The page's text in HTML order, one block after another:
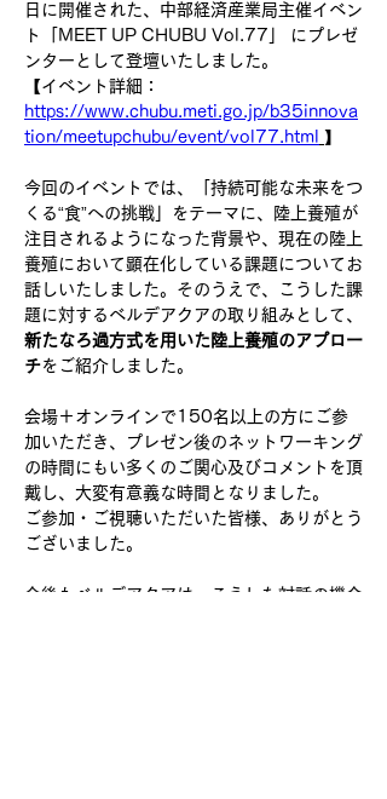
日に開催された、中部経済産業局主催イベン
ト「MEET UP CHUBU Vol.77」 にプレゼ
ンターとして登壇いたしました。
【イベント詳細：
https://www.chubu.meti.go.jp/b35innova
tion/meetupchubu/event/vol77.html
】
今回のイベントでは、「持続可能な未来をつ
くる“食”への挑戦」をテーマに、陸上養殖が
注目されるようになった背景や、現在の陸上
養殖において顕在化している課題についてお
話しいたしました。そのうえで、こうした課
題に対するベルデアクアの取り組みとして、
新たなろ過方式を用いた陸上養殖のアプロー
チをご紹介しました。
会場＋オンラインで150名以上の方にご参
加いただき、プレゼン後のネットワーキング
の時間にもい多くのご関心及びコメントを頂
戴し、大変有意義な時間となりました。
ご参加・ご視聴いただいた皆様、ありがとう
ございました。
今後もベルデアクアは、こうした対話の機会